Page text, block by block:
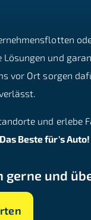
und
vor Ort sorgen
und erlebe
Beste für's Auto!
gerne und